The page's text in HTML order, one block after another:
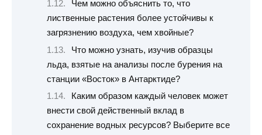
Чем можно объяснить то, что
лиственные растения более устойчивы к
загрязнению воздуха, чем хвойные?
Что можно узнать, изучив образцы
льда, взятые на анализы после бурения на
станции «Восток» в Антарктиде?
Каким образом каждый человек может
внести свой действенный вклад в
сохранение водных ресурсов? Выберите все